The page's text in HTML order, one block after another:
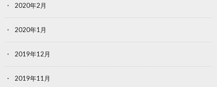
2020年2月
2020年1月
2019年12月
2019年11月